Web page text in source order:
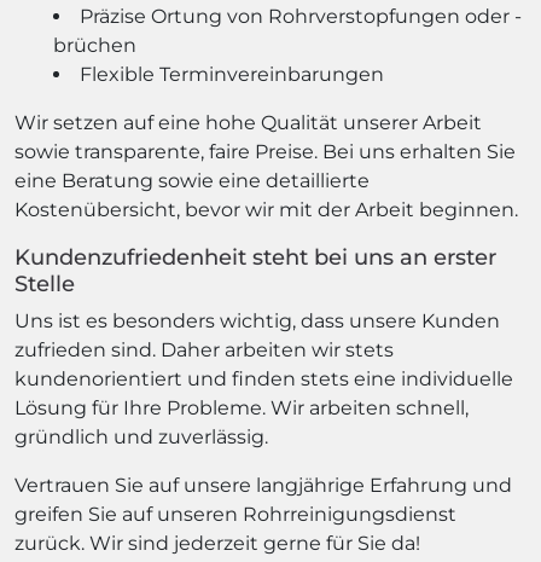
Präzise Ortung von Rohrverstopfungen oder -
brüchen
Flexible Terminvereinbarungen
Wir setzen auf eine hohe Qualität unserer Arbeit
sowie transparente, faire Preise. Bei uns erhalten Sie
eine Beratung sowie eine detaillierte
Kostenübersicht, bevor wir mit der Arbeit beginnen.
Kundenzufriedenheit steht bei uns an erster
Stelle
Uns ist es besonders wichtig, dass unsere Kunden
zufrieden sind. Daher arbeiten wir stets
kundenorientiert und finden stets eine individuelle
Lösung für Ihre Probleme. Wir arbeiten schnell,
gründlich und zuverlässig.
Vertrauen Sie auf unsere langjährige Erfahrung und
greifen Sie auf unseren Rohrreinigungsdienst
zurück. Wir sind jederzeit gerne für Sie da!